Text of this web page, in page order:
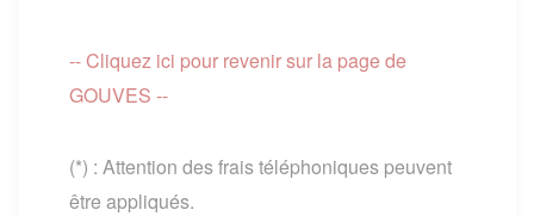
-- Cliquez ici pour revenir sur la page de
GOUVES --
(*) : Attention des frais téléphoniques peuvent
être appliqués.